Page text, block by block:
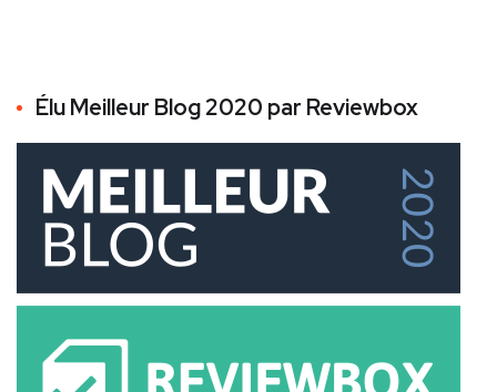
Élu Meilleur Blog 2020 par Reviewbox